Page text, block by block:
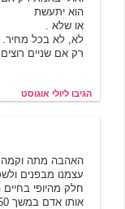
הוא יתעשת
או שלא .
לא, לא בכל מחיר.
רק אם שניים
הגיבו ליולי אוגוסט
האהבה מתה וקמה
עצמנו מבפנים
חלק מהיופי